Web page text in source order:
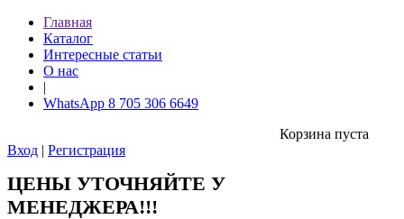
Главная
Каталог
Интересные статьи
О нас
|
WhatsApp 8 705 306 6649
Корзина пуста
Вход | Регистрация
ЦЕНЫ УТОЧНЯЙТЕ У
МЕНЕДЖЕРА!!!